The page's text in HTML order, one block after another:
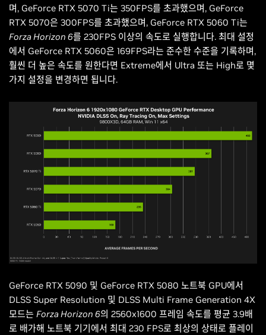
며, GeForce RTX 5070 Ti는 350FPS를 초과했으며, GeForce
RTX 5070은 300FPS를 초과했으며, GeForce RTX 5060 Ti는
Forza Horizon 6를 230FPS 이상의 속도로 실행합니다. 최대 설정
에서 GeForce RTX 5060은 169FPS라는 준수한 수준을 기록하며,
훨씬 더 높은 속도를 원한다면 Extreme에서 Ultra 또는 High로 몇
가지 설정을 변경하면 됩니다.
GeForce RTX 5090 및 GeForce RTX 5080 노트북 GPU에서
DLSS Super Resolution 및 DLSS Multi Frame Generation 4X
모드는 Forza Horizon 6의 2560x1600 프레임 속도를 평균 3.9배
로 배가해 노트북 기기에서 최대 230 FPS로 최상의 상태로 플레이